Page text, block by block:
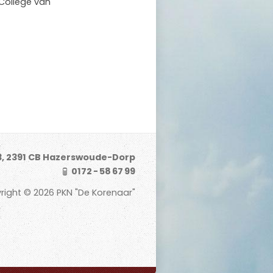
2391 CB Hazerswoude-Dorp
0172 - 58 67 99
© 2026 PKN "De Korenaar"